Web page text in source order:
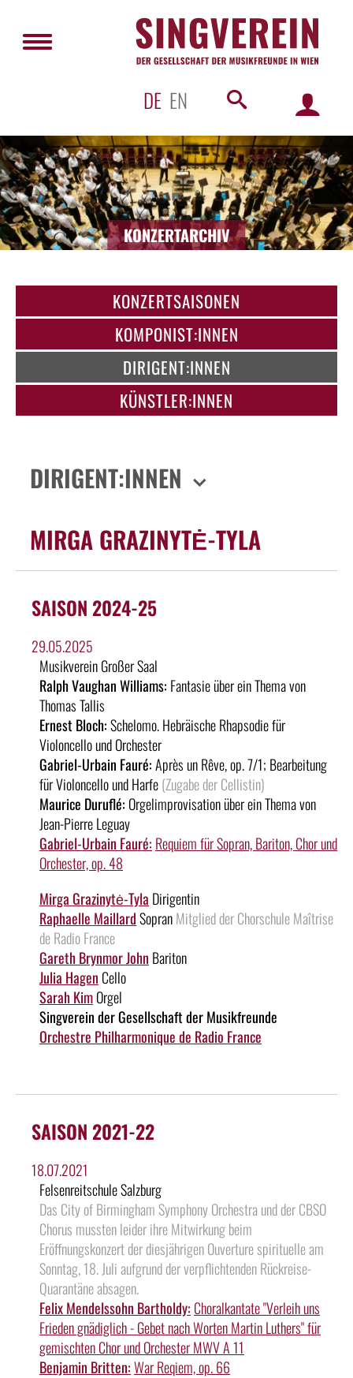
DE EN
KONZERTARCHIV
KONZERTSAISONEN
KOMPONIST:INNEN
DIRIGENT:INNEN
KÜNSTLER:INNEN
DIRIGENT:INNEN
MIRGA GRAZINYTĖ-TYLA
SAISON 2024-25
29.05.2025
Musikverein Großer Saal
Ralph Vaughan Williams: Fantasie über ein Thema von
Thomas Tallis
Ernest Bloch:Schelomo. Hebräische Rhapsodie für
Violoncello und Orchester
Gabriel-Urbain Fauré:Après un Rêve, op. 7/1; Bearbeitung
für Violoncello und Harfe(Zugabe der Cellistin)
Maurice Duruflé: Orgelimprovisation über ein Thema von
Jean-Pierre Leguay
Gabriel-Urbain Fauré: Requiem für Sopran, Bariton, Chor und
Orchester, op. 48
Mirga Grazinytė-Tyla Dirigentin
Raphaelle MaillardSopranMitglied der Chorschule Maîtrise
de Radio France
Gareth Brynmor John Bariton
Julia Hagen Cello
Sarah KimOrgel
Singverein der Gesellschaft der Musikfreunde
Orchestre Philharmonique de Radio France
SAISON 2021-22
18.07.2021
Felsenreitschule Salzburg
Das City of Birmingham Symphony Orchestra und der CBSO
Chorus mussten leider ihre Mitwirkung beim
Eröffnungskonzert der diesjährigen Ouverture spirituelle am
Sonntag, 18. Juli aufgrund der verpflichtenden Rückreise-
Quarantäne absagen.
Felix Mendelssohn Bartholdy: Choralkantate "Verleih uns
Frieden gnädiglich - Gebet nach Worten Martin Luthers" für
gemischten Chor und Orchester MWV A 11
Benjamin Britten:War Reqiem, op. 66